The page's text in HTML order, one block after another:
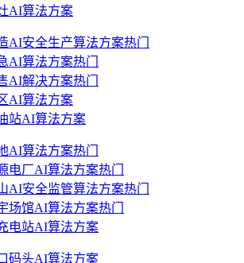
AI算法方案
AI安全生产算法方案热门
AI算法方案热门
AI解决方案热门
AI算法方案
站AI算法方案
AI算法方案热门
电厂AI算法方案热门
AI安全监管算法方案热门
场馆AI算法方案热门
电站AI算法方案
码头AI算法方案